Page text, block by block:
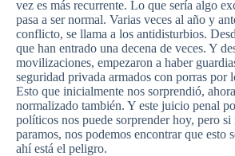
vez es más recurrente. Lo que sería algo
pasa a ser normal. Varias veces al año y
conflicto, se llama a los antidisturbios.
que han entrado una decena de veces. Y
movilizaciones, empezaron a haber
seguridad privada armados con porras por
Esto que inicialmente nos sorprendió,
normalizado también. Y este juicio penal
políticos nos puede sorprender hoy, pero si
paramos, nos podemos encontrar que esto
ahí está el peligro.